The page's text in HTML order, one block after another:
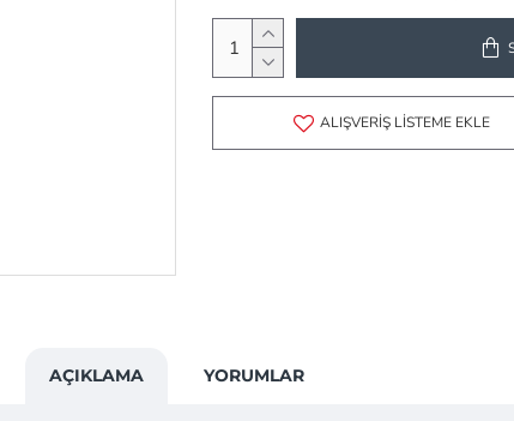
ALIŞVERIŞ LISTEME EKLE
AÇIKLAMA YORUMLAR